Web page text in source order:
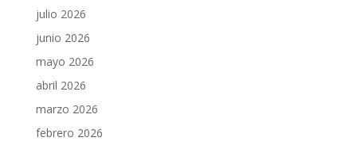
julio 2026
junio 2026
mayo 2026
abril 2026
marzo 2026
febrero 2026